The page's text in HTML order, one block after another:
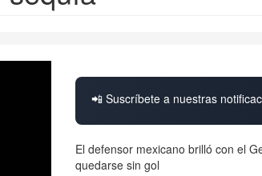
📲 Suscríbete a nuestras
El defensor mexicano brilló con el
quedarse sin gol